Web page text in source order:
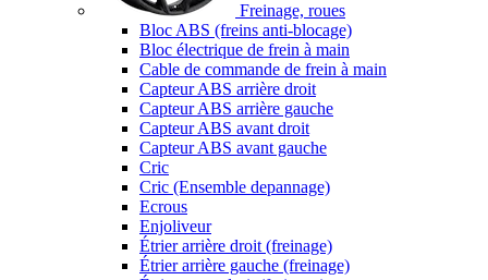
Freinage, roues
Bloc ABS (freins anti-blocage)
Bloc électrique de frein à main
Cable de commande de frein à main
Capteur ABS arrière droit
Capteur ABS arrière gauche
Capteur ABS avant droit
Capteur ABS avant gauche
Cric
Cric (Ensemble depannage)
Ecrous
Enjoliveur
Étrier arrière droit (freinage)
Étrier arrière gauche (freinage)